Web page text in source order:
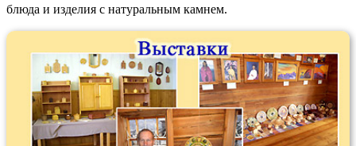
блюда и изделия с натуральным камнем.